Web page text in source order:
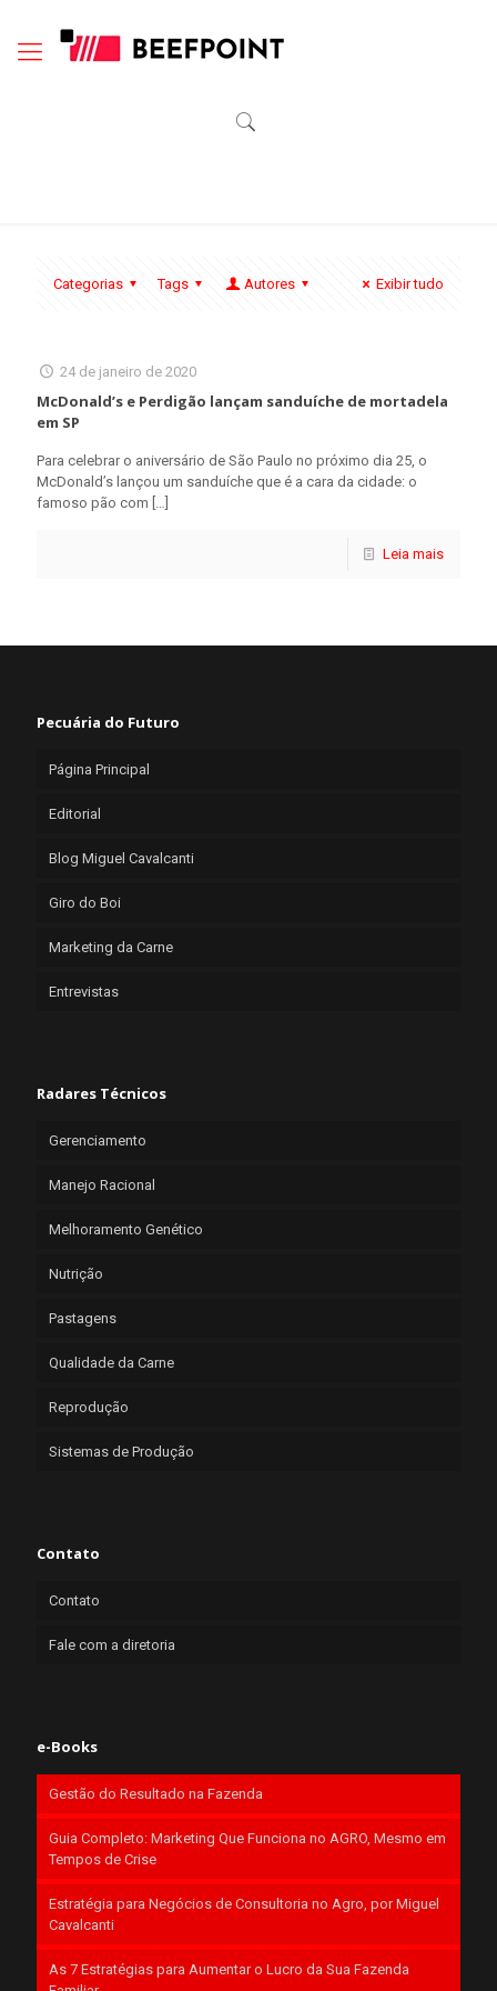
Categorias Tags Autores Exibir tudo
24 de janeiro de 2020
McDonald’s e Perdigão lançam sanduíche de mortadela
em SP
Para celebrar o aniversário de São Paulo no próximo dia 25, o
McDonald’s lançou um sanduíche que é a cara da cidade: o
famoso pão com […]
Leia mais
Pecuária do Futuro
Página Principal
Editorial
Blog Miguel Cavalcanti
Giro do Boi
Marketing da Carne
Entrevistas
Radares Técnicos
Gerenciamento
Manejo Racional
Melhoramento Genético
Nutrição
Pastagens
Qualidade da Carne
Reprodução
Sistemas de Produção
Contato
Contato
Fale com a diretoria
e-Books
Gestão do Resultado na Fazenda
Guia Completo: Marketing Que Funciona no AGRO, Mesmo em
Tempos de Crise
Estratégia para Negócios de Consultoria no Agro, por Miguel
Cavalcanti
As 7 Estratégias para Aumentar o Lucro da Sua Fazenda